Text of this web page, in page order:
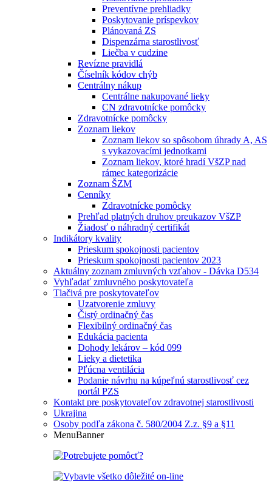
Preventívne prehliadky
Poskytovanie príspevkov
Plánovaná ZS
Dispenzárna starostlivosť
Liečba v cudzine
Revízne pravidlá
Číselník kódov chýb
Centrálny nákup
Centrálne nakupované lieky
CN zdravotnícke pomôcky
Zdravotnícke pomôcky
Zoznam liekov
Zoznam liekov so spôsobom úhrady A, AS
s vykazovacími jednotkami
Zoznam liekov, ktoré hradí VšZP nad
rámec kategorizácie
Zoznam ŠZM
Cenníky
Zdravotnícke pomôcky
Prehľad platných druhov preukazov VšZP
Žiadosť o náhradný certifikát
Indikátory kvality
Prieskum spokojnosti pacientov
Prieskum spokojnosti pacientov 2023
Aktuálny zoznam zmluvných vzťahov - Dávka D534
Vyhľadať zmluvného poskytovateľa
Tlačivá pre poskytovateľov
Uzatvorenie zmluvy
Čistý ordinačný čas
Flexibilný ordinačný čas
Edukácia pacienta
Dohody lekárov – kód 099
Lieky a dietetika
Pľúcna ventilácia
Podanie návrhu na kúpeľnú starostlivosť cez
portál PZS
Kontakt pre poskytovateľov zdravotnej starostlivosti
Ukrajina
Osoby podľa zákona č. 580/2004 Z.z. §9 a §11
MenuBanner